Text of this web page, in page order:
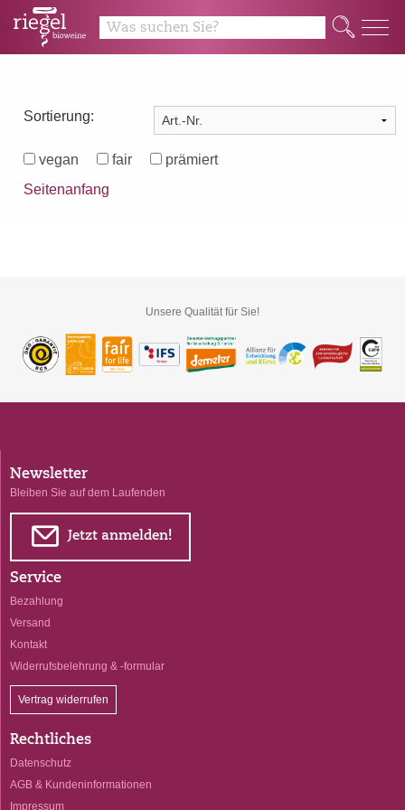
Q
Sortierung:
vegan fair
prämiert
Seitenanfang
Unsere Qualität für Sie!
Newsletter
Bleiben Sie auf dem Laufenden
E Jetzt anmelden!
Service
Bezahlung
Versand
Kontakt
Widerrufsbelehrung & -formular
Vertrag widerrufen
Rechtliches
Datenschutz
AGB & Kundeninformationen
Impressum